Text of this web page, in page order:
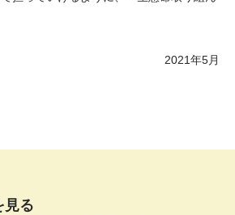
2021年5月
見る